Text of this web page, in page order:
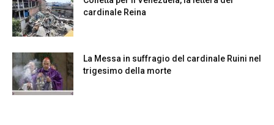
cardinale Reina
La Messa in suffragio del cardinale Ruini nel
trigesimo della morte